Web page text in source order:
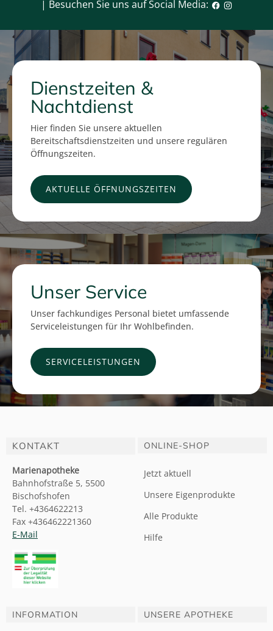
| Besuchen Sie uns auf Social Media:
Dienstzeiten &
Nachtdienst
Hier finden Sie unsere aktuellen
Bereitschaftsdienstzeiten und unsere regulären
Öffnungszeiten.
AKTUELLE ÖFFNUNGSZEITEN
Unser Service
Unser fachkundiges Personal bietet umfassende
Serviceleistungen für Ihr Wohlbefinden.
SERVICELEISTUNGEN
KONTAKT
Marienapotheke
Bahnhofstraße 5, 5500
Bischofshofen
Tel. +4364622213
Fax +436462221360
E-Mail
ONLINE-SHOP
Jetzt aktuell
Unsere Eigenprodukte
Alle Produkte
Hilfe
INFORMATION UNSERE APOTHEKE